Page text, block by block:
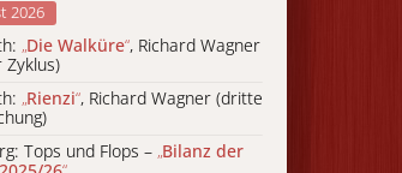
2026
„Die Walküre“, Richard Wagner
Zyklus)
„Rienzi“, Richard Wagner (dritte
Tops und Flops – „Bilanz der